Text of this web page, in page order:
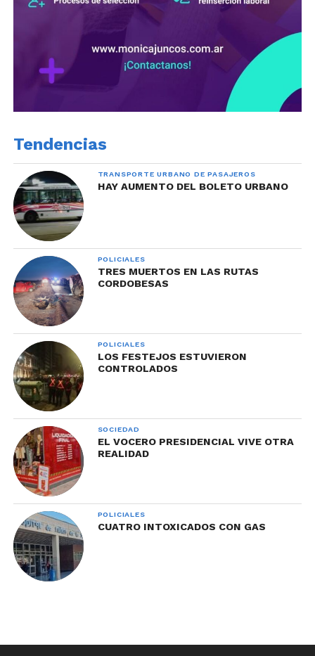
Tendencias
TRANSPORTE URBANO DE PASAJEROS
HAY AUMENTO DEL BOLETO URBANO
POLICIALES
TRES MUERTOS EN LAS RUTAS
CORDOBESAS
POLICIALES
LOS FESTEJOS ESTUVIERON
CONTROLADOS
SOCIEDAD
EL VOCERO PRESIDENCIAL VIVE OTRA
REALIDAD
POLICIALES
CUATRO INTOXICADOS CON GAS